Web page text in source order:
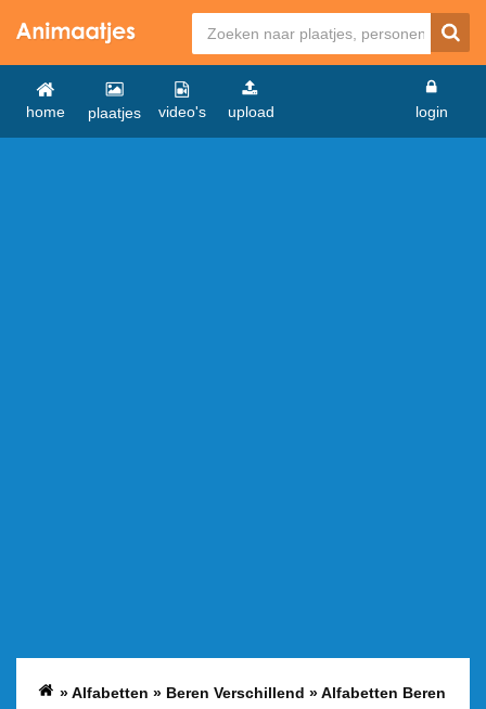
home plaatjes video's upload login
»Alfabetten » Beren Verschillend »Alfabetten Beren